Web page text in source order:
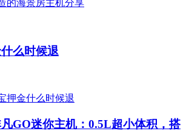
么时候退
GO迷你主机：0.5L超小体积，搭